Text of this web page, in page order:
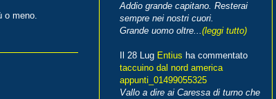
o meno.
Addio grande capitano. Resterai
sempre nei nostri cuori.
Grande uomo oltre...(leggi tutto)
Il 28 Lug Entius ha commentato
taccuino dal nord america
appunti_01499055325
Vallo a dire ai Caressa di turno che